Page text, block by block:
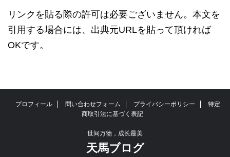
リンクを貼る際の許可は必要ございません。本文を
引用する場合には、出典元URLを貼って頂ければ
OKです。
プロフィール 問い合わせフォーム プライバシーポリシー
特定
商取引法に基づく表記
世间万物，成长最美
天馬ブログ